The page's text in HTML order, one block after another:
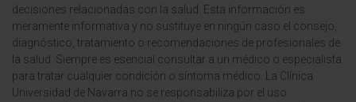
decisiones relacionadas con la salud. Esta información es
meramente informativa y no sustituye en ningún caso el consejo,
diagnóstico, tratamiento o recomendaciones de profesionales de
la salud. Siempre es esencial consultar a un médico o especialista
para tratar cualquier condición o síntoma médico. La Clínica
Universidad de Navarra no se responsabiliza por el uso